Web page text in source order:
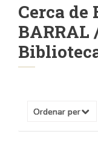
Cerca de
BARRAL